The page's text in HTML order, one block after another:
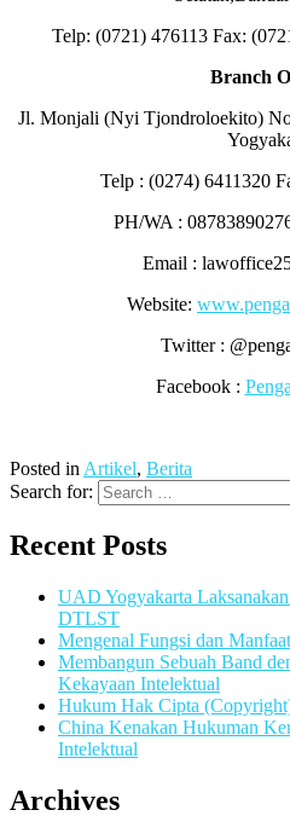
Telp: (0721) 476113 Fax:
Branch
Jl. Monjali (Nyi Tjondroloekito)
Telp : (0274) 6411320
PH/WA :
Email :
Website:
Twitter :
Facebook :
Posted in Artikel, Berita
Search for:
Recent Posts
UAD Yogyakarta
DTLST
Mengenal Fungsi dan
Membangun Sebuah Band
Kekayaan Intelektual
Hukum Hak Cipta
China Kenakan Hukuman
Intelektual
Archives